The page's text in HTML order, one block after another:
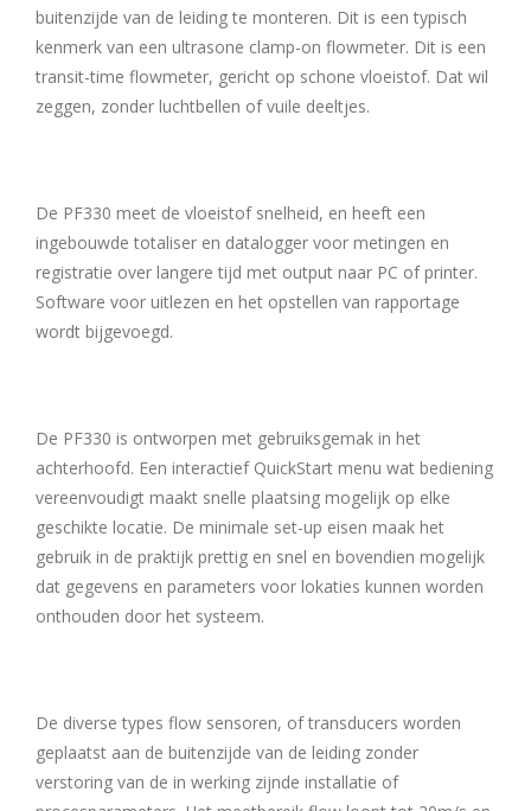
buitenzijde van de leiding te monteren. Dit is een typisch
kenmerk van een ultrasone clamp-on flowmeter. Dit is een
transit-time flowmeter, gericht op schone vloeistof. Dat wil
zeggen, zonder luchtbellen of vuile deeltjes.
De PF330 meet de vloeistof snelheid, en heeft een
ingebouwde totaliser en datalogger voor metingen en
registratie over langere tijd met output naar PC of printer.
Software voor uitlezen en het opstellen van rapportage
wordt bijgevoegd.
De PF330 is ontworpen met gebruiksgemak in het
achterhoofd. Een interactief QuickStart menu wat bediening
vereenvoudigt maakt snelle plaatsing mogelijk op elke
geschikte locatie. De minimale set-up eisen maak het
gebruik in de praktijk prettig en snel en bovendien mogelijk
dat gegevens en parameters voor lokaties kunnen worden
onthouden door het systeem.
De diverse types flow sensoren, of transducers worden
geplaatst aan de buitenzijde van de leiding zonder
verstoring van de in werking zijnde installatie of